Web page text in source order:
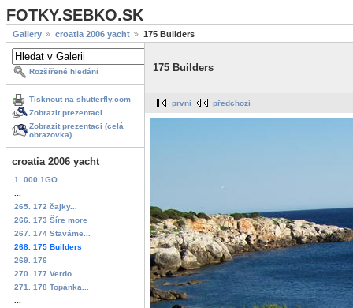
FOTKY.SEBKO.SK
Gallery croatia 2006 yacht 175 Builders
Rozšířené hledání
Tisknout na shutterfly.com
Zobrazit prezentaci
Zobrazit prezentaci (celá
obrazovka)
croatia 2006 yacht
1. 000 1GO...
265. 172 čajky...
266. 173 Šíre more
267. 174 Staváme...
268. 175 Builders
269. 176
270. 177 Verdo...
271. 178 Topánka...
175 Builders
první předchozí